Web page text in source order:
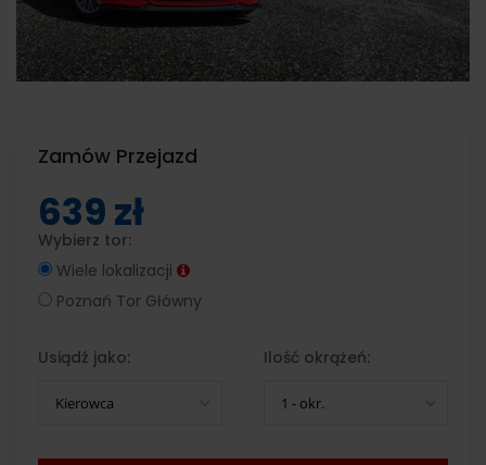
Zamów Przejazd
639 zł
Wybierz tor:
Wiele lokalizacji
Poznań Tor Główny
Usiądź jako:
Kierowca
Ilość okrążeń:
1 - okr.